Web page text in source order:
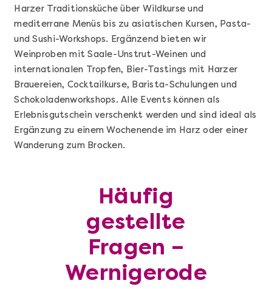
Geschenkbox 100€
Harzer Traditionsküche über Wildkurse und
mediterrane Menüs bis zu asiatischen Kursen, Pasta-
und Sushi-Workshops. Ergänzend bieten wir
Weinproben mit Saale-Unstrut-Weinen und
internationalen Tropfen, Bier-Tastings mit Harzer
Brauereien, Cocktailkurse, Barista-Schulungen und
Schokoladenworkshops. Alle Events können als
Erlebnisgutschein verschenkt werden und sind ideal als
Ergänzung zu einem Wochenende im Harz oder einer
Wanderung zum Brocken.
Häufig
gestellte
Fragen –
Wernigerode